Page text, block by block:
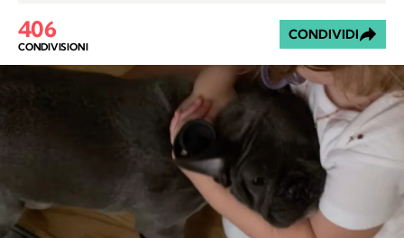
406
CONDIVISIONI
CONDIVIDI